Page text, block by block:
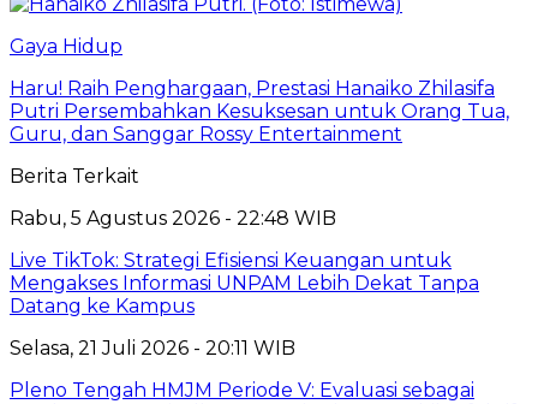
Gaya Hidup
Haru! Raih Penghargaan, Prestasi Hanaiko Zhilasifa
Putri Persembahkan Kesuksesan untuk Orang Tua,
Guru, dan Sanggar Rossy Entertainment
Berita Terkait
Rabu, 5 Agustus 2026 - 22:48 WIB
Live TikTok: Strategi Efisiensi Keuangan untuk
Mengakses Informasi UNPAM Lebih Dekat Tanpa
Datang ke Kampus
Selasa, 21 Juli 2026 - 20:11 WIB
Pleno Tengah HMJM Periode V: Evaluasi sebagai